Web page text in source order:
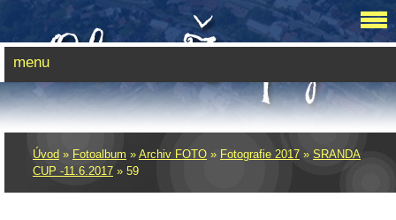
Úvod » Fotoalbum » Archiv FOTO » Fotografie 2017 » SRANDA
CUP -11.6.2017 » 59
menu